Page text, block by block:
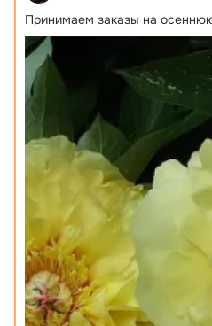
Принимаем заказы на